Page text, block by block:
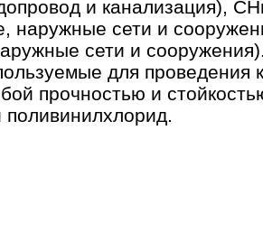
и канализация),
наружные сети и
сети и
для проведения
прочностью и
поливинилхлорид.